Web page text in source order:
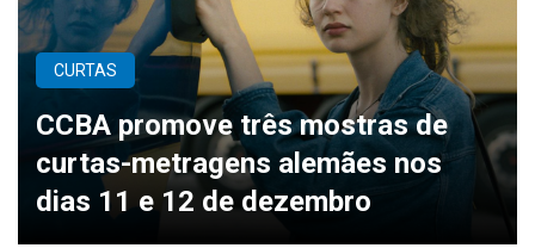
CURTAS
CCBA promove três mostras de
curtas-metragens alemães nos
dias 11 e 12 de dezembro